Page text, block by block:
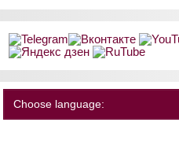
Choose language: